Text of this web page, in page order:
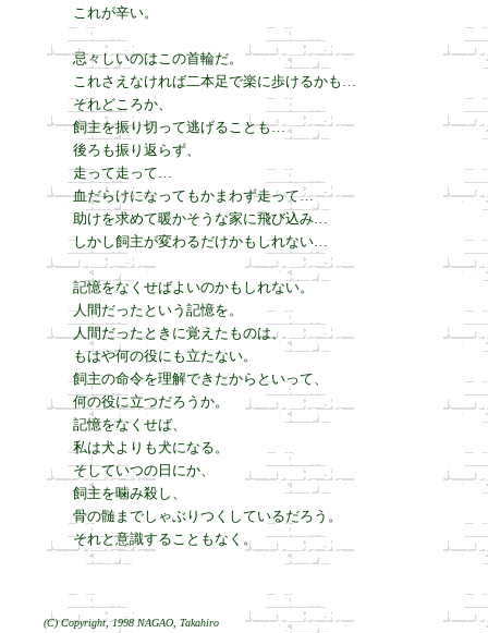
これが辛い。
忌々しいのはこの首輪だ。
これさえなければ二本足で楽に歩けるかも…
それどころか、
飼主を振り切って逃げることも…
後ろも振り返らず、
走って走って…
血だらけになってもかまわず走って…
助けを求めて暖かそうな家に飛び込み…
しかし飼主が変わるだけかもしれない…
記憶をなくせばよいのかもしれない。
人間だったという記憶を。
人間だったときに覚えたものは、
もはや何の役にも立たない。
飼主の命令を理解できたからといって、
何の役に立つだろうか。
記憶をなくせば、
私は犬よりも犬になる。
そしていつの日にか、
飼主を噛み殺し、
骨の髄までしゃぶりつくしているだろう。
それと意識することもなく。
(C) Copyright, 1998 NAGAO, Takahiro